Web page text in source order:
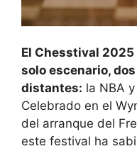
El Chesstival
solo escenario,
distantes: la NBA
Celebrado en el
del arranque del
este festival ha